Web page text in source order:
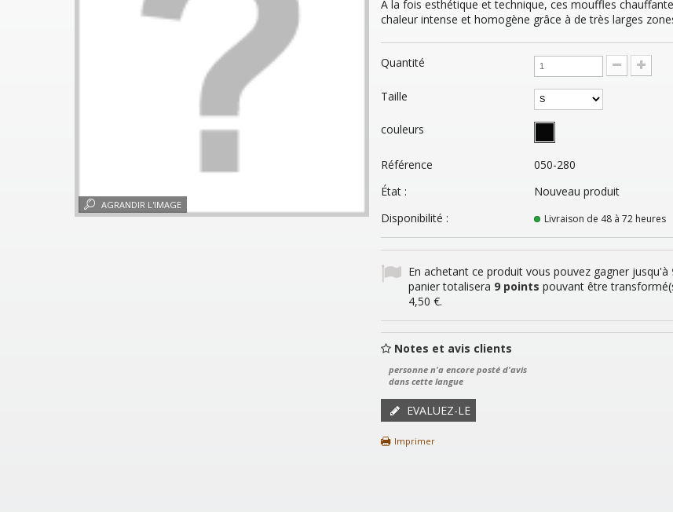
AGRANDIR L'IMAGE
A la fois esthétique et technique, ces mouffles
chaleur intense et homogène grâce à de très larges
Quantité
Taille
couleurs
Référence
050-280
État :
Nouveau produit
Disponibilité :
Livraison de 48 à 72 heures
En achetant ce produit vous pouvez gagner jusqu'à
panier totalisera 9points pouvant être
4,50 €.
Notes et avis clients
personne n'a encore posté d'avis
dans cette langue
EVALUEZ-LE
Imprimer